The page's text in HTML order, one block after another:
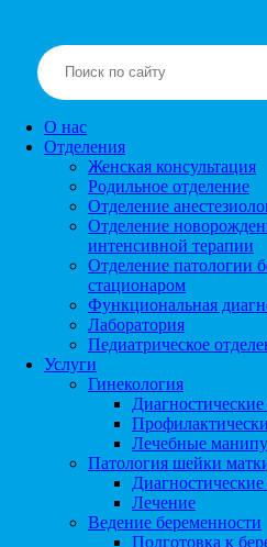
О нас
Отделения
Женская консультация
Родильное отделение
Отделение
Отделение
интенсивной терапии
Отделение патологии
стационаром
Функциональная
Лаборатория
Педиатрическое
Услуги
Гинекология
Лечебные
Патология шейки
Лечение
Ведение беременности
Подготовка к